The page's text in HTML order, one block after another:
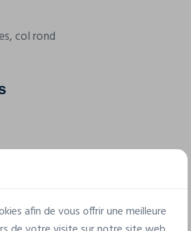
col rond
afin de vous offrir une meilleure